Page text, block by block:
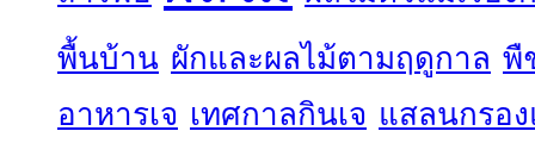
พื้นบ้าน ผักและผลไม้ตามฤดูกาล พื
อาหารเจ เทศกาลกินเจ แสลนกรอ